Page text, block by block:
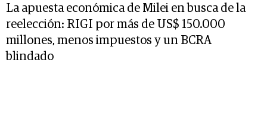
La apuesta económica de Milei en busca de la
reelección: RIGI por más de US$ 150.000
millones, menos impuestos y un BCRA
blindado